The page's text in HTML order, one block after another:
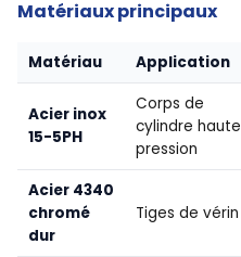
Matériaux principaux
Matériau Application
Acier inox
15-5PH
Corps de
cylindre haute
pression
Acier 4340
chromé
dur
Tiges de vérin